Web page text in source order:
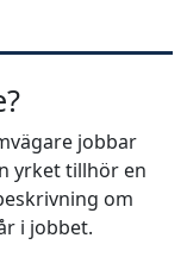
jobbar
yrket tillhör en
om
i jobbet.